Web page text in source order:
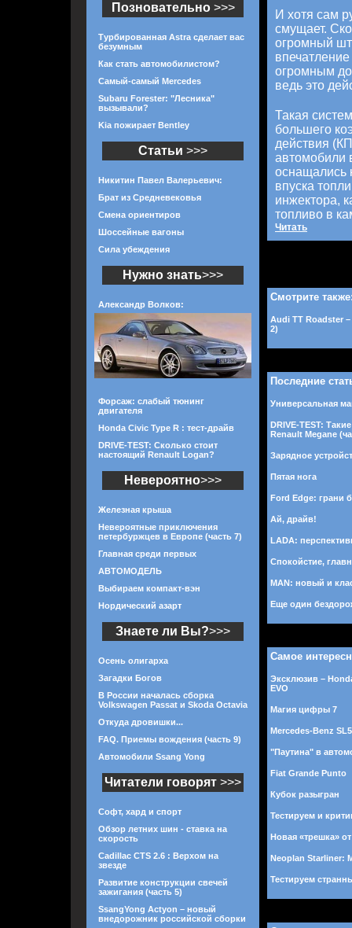
Позновательно >>>
Турбированная Astra сделает вас
безумным
Как стать автомобилистом?
Самый-самый Mercedes
Subaru Forester: "Лесника"
вызывали?
Kia пожирает Bentley
Статьи >>>
Никитин Павел Валерьевич:
Брат из Средневековья
Смена ориентиров
Шоссейные вагоны
Сила убеждения
Нужно знать>>>
Александр Волков:
Форсаж: слабый тюнинг
двигателя
Honda Civic Type R : тест-драйв
DRIVE-TEST: Сколько стоит
настоящий Renault Logan?
Невероятно>>>
Железная крыша
Невероятные приключения
петербуржцев в Европе (часть 7)
Главная среди первых
АВТОМОДЕЛЬ
Выбираем компакт-вэн
Нордический азарт
Знаете ли Вы?>>>
Осень олигарха
Загадки Богов
В России началась сборка
Volkswagen Passat и Skoda Octavia
Откуда дровишки...
FAQ. Приемы вождения (часть 9)
Автомобили Ssang Yong
Читатели говорят >>>
Софт, хард и спорт
Обзор летних шин - ставка на
скорость
Cadillac CTS 2.6 : Верхом на
звезде
Развитие конструкции свечей
зажигания (часть 5)
SsangYong Actyon – новый
внедорожник российской сборки
И хотя сам
смущает.
огромный
огромным
ведь это
Такая
большего
действия
автомобили
оснащались
впуска
инжектора,
топливо в
Читать
Смотрите
Audi TT Roadster
2)
Последние
Универсальная
DRIVE-TEST:
Renault Megane
Зарядное
Пятая нога
Ford Edge: грани
Ай, драйв!
LADA:
Спокойстие,
MAN: новый и
Еще один
Самое
Эксклюзив –
EVO
Магия цифры 7
Mercedes-Benz
"Паутина" в
Fiat Grande Punto
Кубок разыгран
Тестируем и
Новая «трешка»
Neoplan Starliner:
Тестируем